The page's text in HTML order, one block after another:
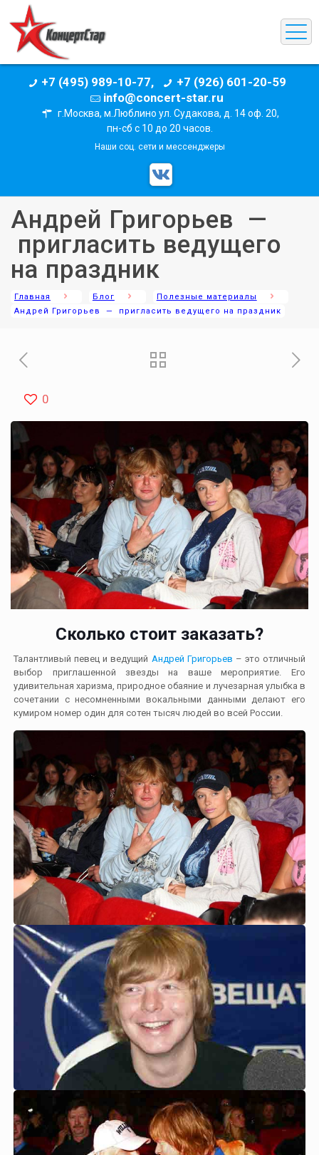
+7 (495) 989-10-77,
+7 (926) 601-20-59
info@concert-star.ru
г.Москва, м.Люблино ул. Судакова, д. 14 оф. 20,
пн-сб с 10 до 20 часов.
Наши соц. сети и мессенджеры
Андрей Григорьев —
пригласить ведущего
на праздник
Главная Блог
Полезные материалы
Андрей Григорьев — пригласить ведущего на праздник
0
Сколько стоит заказать?
Талантливый певец и ведущий Андрей Григорьев – это отличный
выбор приглашенной звезды на ваше мероприятие. Его
удивительная харизма, природное обаяние и лучезарная улыбка в
сочетании с несомненными вокальными данными делают его
кумиром номер один для сотен тысяч людей во всей России.